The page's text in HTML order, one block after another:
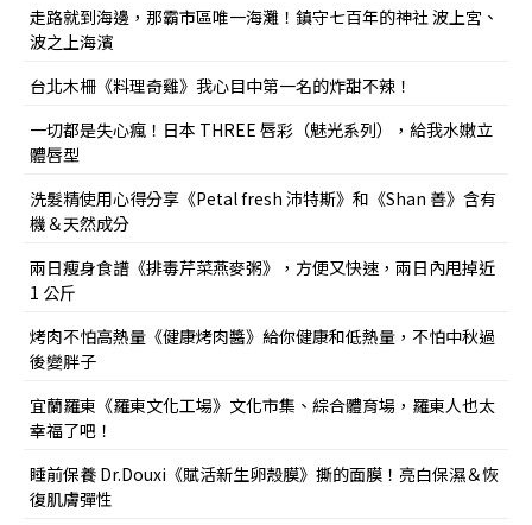
走路就到海邊，那霸市區唯一海灘！鎮守七百年的神社 波上宮、
波之上海濱
台北木柵《料理奇雞》我心目中第一名的炸甜不辣！
一切都是失心瘋！日本 THREE 唇彩（魅光系列），給我水嫩立
體唇型
洗髮精使用心得分享《Petal fresh 沛特斯》和《Shan 善》含有
機＆天然成分
兩日瘦身食譜《排毒芹菜燕麥粥》，方便又快速，兩日內甩掉近
1 公斤
烤肉不怕高熱量《健康烤肉醬》給你健康和低熱量，不怕中秋過
後變胖子
宜蘭羅東《羅東文化工場》文化市集、綜合體育場，羅東人也太
幸福了吧！
睡前保養 Dr.Douxi《賦活新生卵殼膜》撕的面膜！亮白保濕＆恢
復肌膚彈性